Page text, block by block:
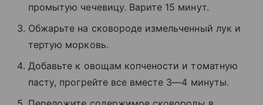
промытую чечевицу. Варите 15 минут.
Обжарьте на сковороде измельченный лук и
тертую морковь.
Добавьте к овощам копчености и томатную
пасту, прогрейте все вместе 3—4 минуты.